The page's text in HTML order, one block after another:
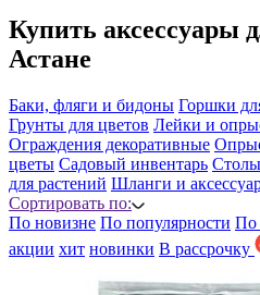
Купить аксессуары
Астане
Баки, фляги и бидоны Горшки
Грунты для цветов Лейки и
Ограждения декоративные
цветы Садовый инвентарь Столы
для растений Шланги и
Сортировать по:
По новизне По популярности По
акции хит новинки B рассрочку